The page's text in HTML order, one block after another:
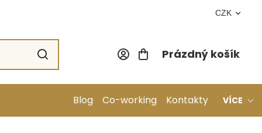
CZK
Nákupní
Prázdný košík
Blog Co-working Kontakty VÍCE